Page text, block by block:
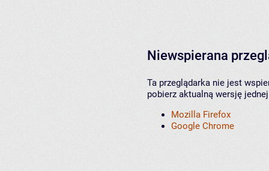
Niewspierana
Ta przeglądarka nie jest
pobierz aktualną wersję
Mozilla Firefox
Google Chrome